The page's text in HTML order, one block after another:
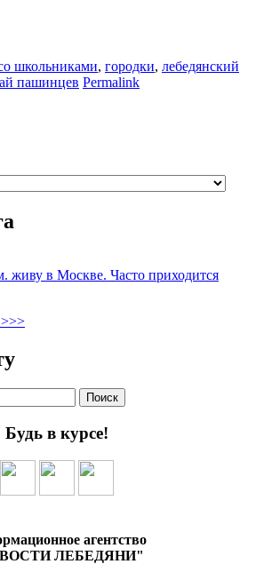
школьниками, городки, лебедянский
пашинцев Permalink
живу в Москве. Часто приходится
Будь в курсе!
агентство
ЛЕБЕДЯНИ"